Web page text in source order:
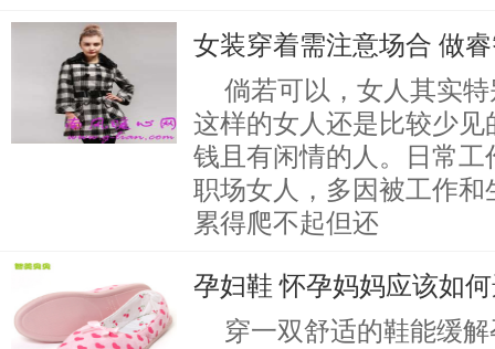
女装穿着需注意场合 做
倘若可以，女人其实
这样的女人还是比较少
钱且有闲情的人。日常
职场女人，多因被工作
累得爬不起但还
孕妇鞋 怀孕妈妈应该如
穿一双舒适的鞋能缓